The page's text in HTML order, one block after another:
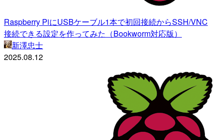
Raspberry PiにUSBケーブル1本で初回接続からSSH/VNC
接続できる設定を作ってみた（Bookworm対応版）
新澤忠士
2025.08.12